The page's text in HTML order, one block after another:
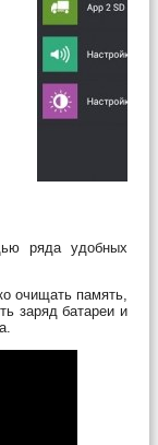
ряда удобных
очищать память,
заряд батареи и